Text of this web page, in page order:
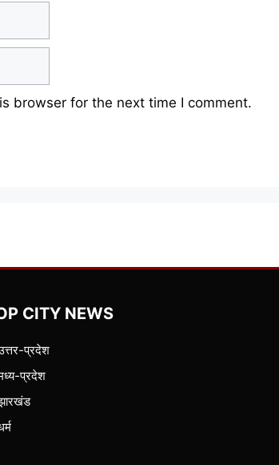
browser for the next time I comment.
CITY NEWS
प्रदेश
प्रदेश